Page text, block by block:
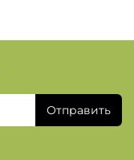
Отправить